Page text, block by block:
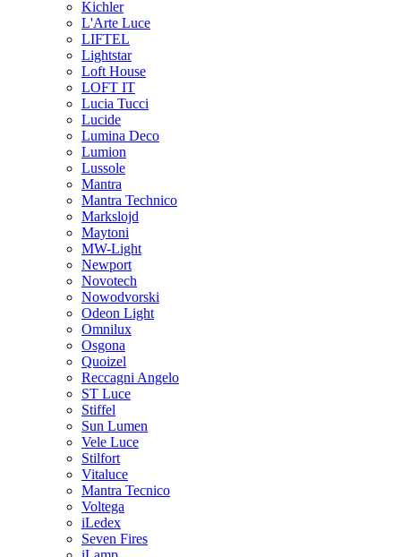
Kichler
L'Arte Luce
LIFTEL
Lightstar
Loft House
LOFT IT
Lucia Tucci
Lucide
Lumina Deco
Lumion
Lussole
Mantra
Mantra Technico
Markslojd
Maytoni
MW-Light
Newport
Novotech
Nowodvorski
Odeon Light
Omnilux
Osgona
Quoizel
Reccagni Angelo
ST Luce
Stiffel
Sun Lumen
Vele Luce
Stilfort
Vitaluce
Mantra Tecnico
Voltega
iLedex
Seven Fires